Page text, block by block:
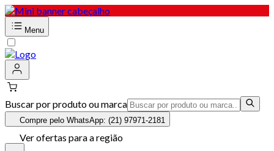
Menu
Buscar por produto ou marca
Compre pelo WhatsApp: (21) 97971-2181
Ver ofertas para a região